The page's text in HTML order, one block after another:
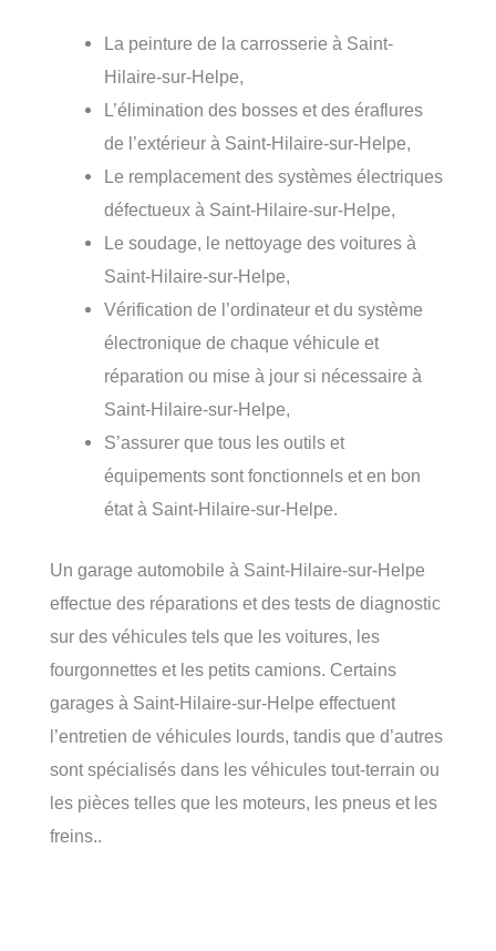
La peinture de la carrosserie à Saint-
Hilaire-sur-Helpe,
L’élimination des bosses et des éraflures
de l’extérieur à Saint-Hilaire-sur-Helpe,
Le remplacement des systèmes électriques
défectueux à Saint-Hilaire-sur-Helpe,
Le soudage, le nettoyage des voitures à
Saint-Hilaire-sur-Helpe,
Vérification de l’ordinateur et du système
électronique de chaque véhicule et
réparation ou mise à jour si nécessaire à
Saint-Hilaire-sur-Helpe,
S’assurer que tous les outils et
équipements sont fonctionnels et en bon
état à Saint-Hilaire-sur-Helpe.
Un garage automobile à Saint-Hilaire-sur-Helpe
effectue des réparations et des tests de diagnostic
sur des véhicules tels que les voitures, les
fourgonnettes et les petits camions. Certains
garages à Saint-Hilaire-sur-Helpe effectuent
l’entretien de véhicules lourds, tandis que d’autres
sont spécialisés dans les véhicules tout-terrain ou
les pièces telles que les moteurs, les pneus et les
freins..